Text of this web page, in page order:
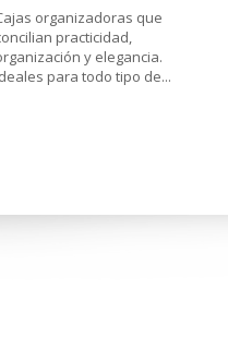
organizadoras que
practicidad,
y elegancia.
para todo tipo de...